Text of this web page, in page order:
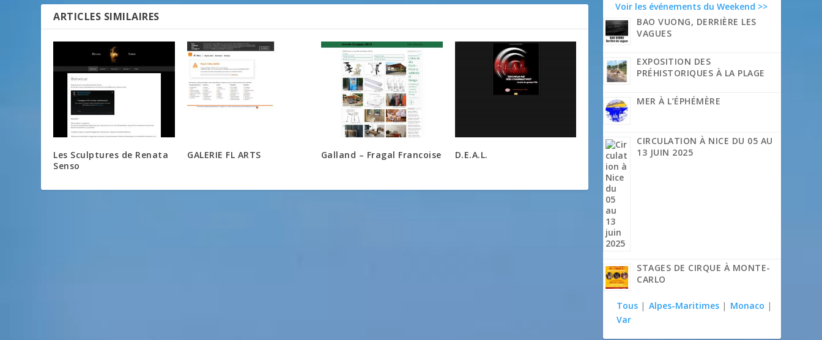
ARTICLES SIMILAIRES
Les Sculptures de Renata
Senso
GALERIE FL ARTS Galland – Fragal Francoise D.E.A.L.
Voir les événements du Weekend >>
BAO VUONG, DERRIÈRE LES
VAGUES
EXPOSITION DES
PRÉHISTORIQUES À LA PLAGE
MER À L’ÉPHÉMÈRE
CIRCULATION À NICE DU 05 AU
13 JUIN 2025
STAGES DE CIRQUE À MONTE-
CARLO
Tous | Alpes-Maritimes | Monaco |
Var